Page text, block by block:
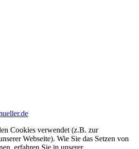
Cookies verwendet (z.B. zur
Webseite). Wie Sie das Setzen von